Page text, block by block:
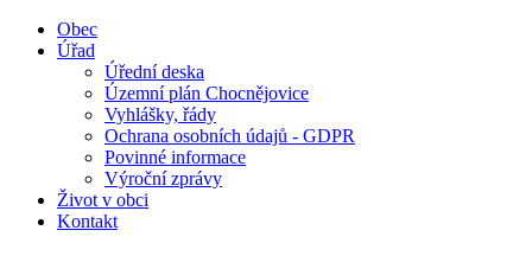
Obec
Úřad
Úřední deska
Územní plán Chocnějovice
Vyhlášky, řády
Ochrana osobních údajů - GDPR
Povinné informace
Výroční zprávy
Život v obci
Kontakt